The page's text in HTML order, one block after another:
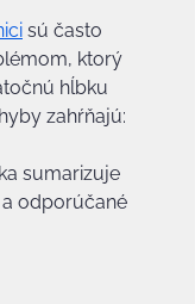
sú často
ktorý
hĺbku
zahŕňajú:
sumarizuje
odporúčané